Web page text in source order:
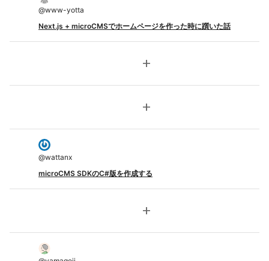
@www-yotta
Next.js + microCMSでホームページを作った時に躓いた話
add
add
@wattanx
microCMS SDKのC#版を作成する
add